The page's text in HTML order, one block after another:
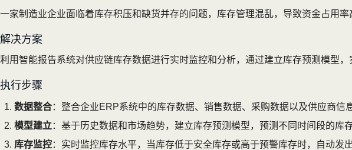
一家制造业企业面临着库存积压和缺货并存的问题，库存管理混乱，导致资金占用
解决方案
利用智能报告系统对供应链库存数据进行实时监控和分析，通过建立库存预测模型，
执行步骤
数据整合：整合企业ERP系统中的库存数据、销售数据、采购数据以及供应商信
模型建立：基于历史数据和市场趋势，建立库存预测模型，预测不同时间段的库存
库存监控：实时监控库存水平，当库存低于安全库存或高于预警库存时，自动发出